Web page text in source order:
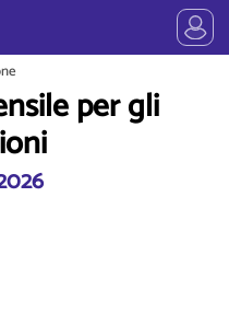
per gli